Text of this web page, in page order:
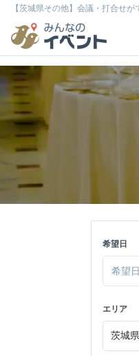
【茨城県その他】会議・打合せ
希望日
エリア